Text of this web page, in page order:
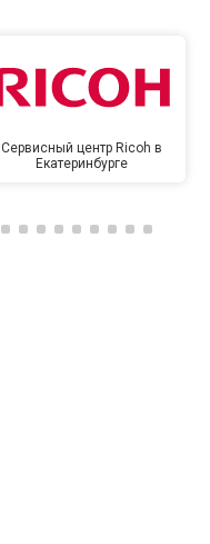
Сервисный центр Ricoh в
Екатеринбурге